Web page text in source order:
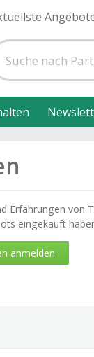
Erfahrungen von
eingekauft
anmelden